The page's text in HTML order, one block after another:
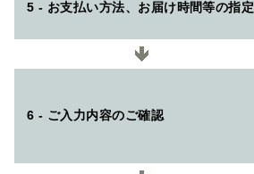
5 - お支払い方法、お届け時間等の指定
6 - ご入力内容のご確認